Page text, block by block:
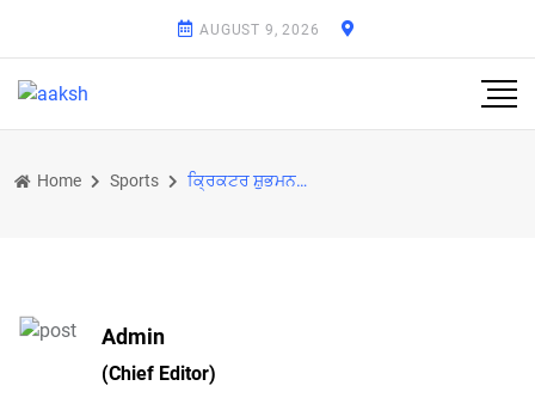
AUGUST 9, 2026
Home Sports ਕ੍ਰਿਕਟਰ ਸ਼ੁਭਮਨ ਗਿੱਲ ਨੂੰ ਲੱਗਿਆ ਲੱਖਾ ਰੁਪਇਆਂ ਦਾ ਜੁਰਮਾਨਾ
Admin
(Chief Editor)